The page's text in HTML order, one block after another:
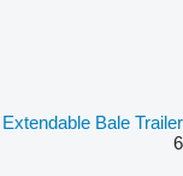
Bale Trailer
6